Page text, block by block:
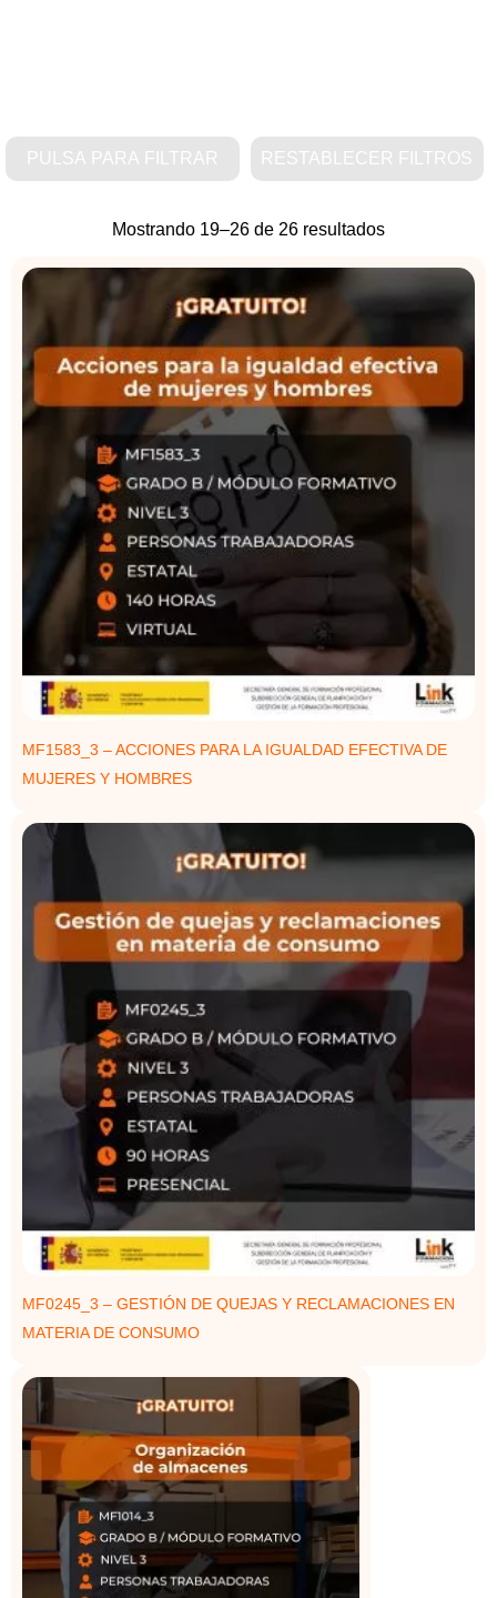
PULSA PARA FILTRAR RESTABLECER FILTROS
Mostrando 19–26 de 26 resultados
MF1583_3 – ACCIONES PARA LA IGUALDAD EFECTIVA DE
MUJERES Y HOMBRES
MF0245_3 – GESTIÓN DE QUEJAS Y RECLAMACIONES EN
MATERIA DE CONSUMO